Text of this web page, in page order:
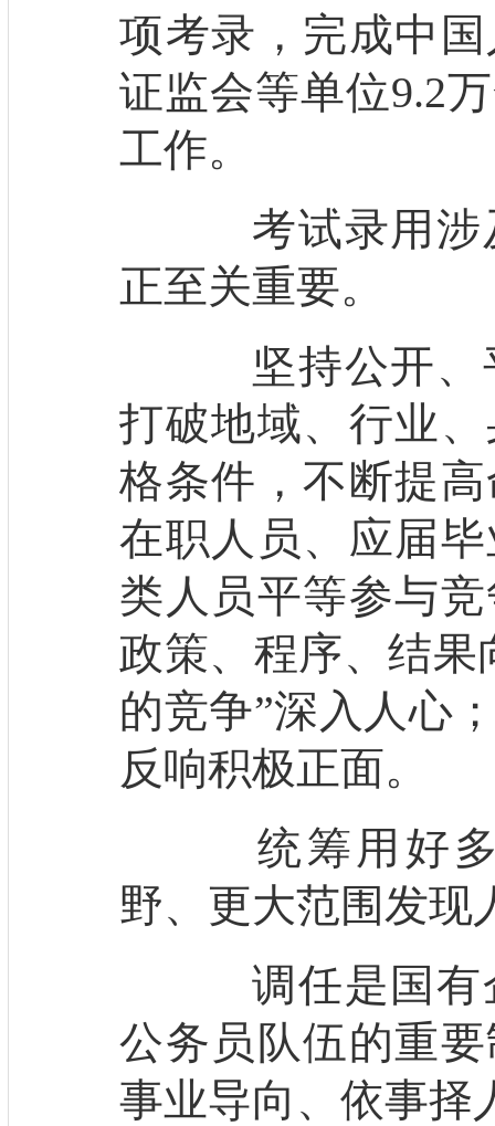
项考录，完成中
证监会等单位9.2
工作。
考试录用涉
正至关重要。
坚持公开、
打破地域、行业
格条件，不断提
在职人员、应届
类人员平等参与
政策、程序、结果
的竞争”深入人心
反响积极正面。
统筹用好多
野、更大范围发现
调任是国有
公务员队伍的重
事业导向、依事择